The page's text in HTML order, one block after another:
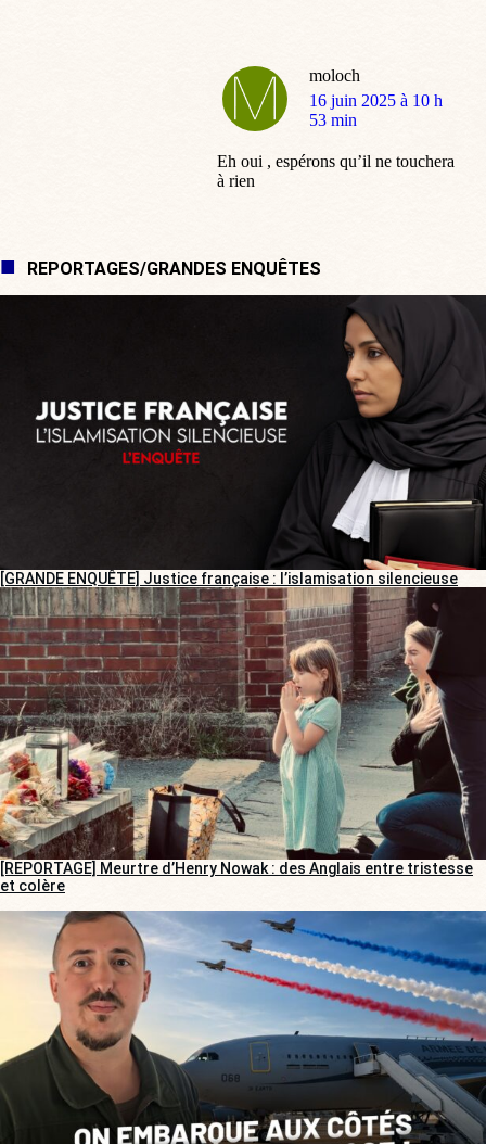
moloch
dit
:
16 juin 2025 à 10 h
53 min
Eh oui , espérons qu’il ne touchera
à rien
REPORTAGES/GRANDES ENQUÊTES
[GRANDE ENQUÊTE] Justice française : l’islamisation silencieuse
[REPORTAGE] Meurtre d’Henry Nowak : des Anglais entre tristesse
et colère